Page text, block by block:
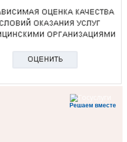
Решаем вместе